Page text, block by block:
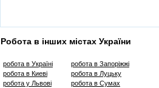
Робота в інших містах України
робота в Україні
робота в Киеві
робота у Львові
робота в Запоріжжі
робота в Луцьку
робота в Сумах